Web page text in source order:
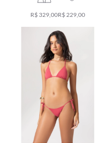
R$ 329,00R$ 229,00